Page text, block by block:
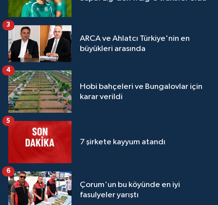
ARCA ve Ahlatcı Türkiye'nin en
büyükleri arasında
3
Hobi bahçeleri ve Bungalovlar için
karar verildi
4
7 şirkete kayyum atandı
5
Çorum'un bu köyünde en iyi
fasulyeler yarıştı
6